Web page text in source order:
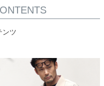
ンツ